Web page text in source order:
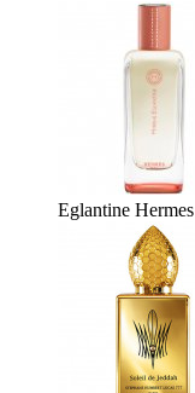
Eglantine Hermes